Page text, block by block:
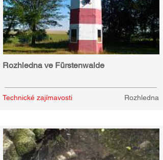
Rozhledna ve Fürstenwalde
Technické zajímavosti Rozhledna